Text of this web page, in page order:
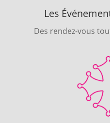
Les
Des rendez-vous